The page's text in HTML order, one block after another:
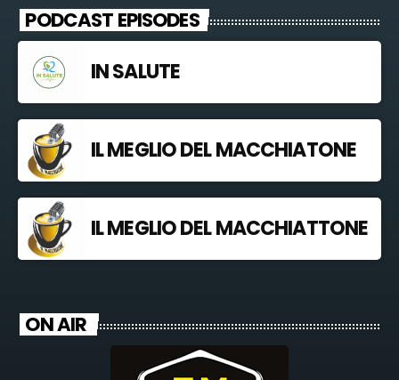
PODCAST EPISODES
IN SALUTE
IL MEGLIO DEL MACCHIATONE
IL MEGLIO DEL MACCHIATTONE
ON AIR